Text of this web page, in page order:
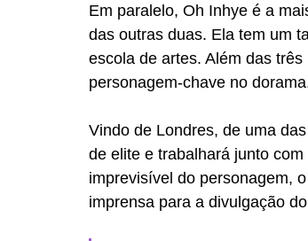
Em paralelo, Oh Inhye é a
das outras duas. Ela tem um
escola de artes. Além das
personagem-chave no
Vindo de Londres, de uma
de elite e trabalhará junto
imprevisível do personagem,
imprensa para a divulgação